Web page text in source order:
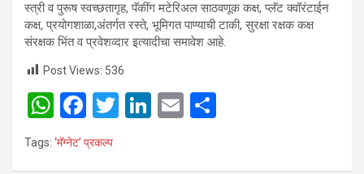
स्त्री व पुरूष स्वच्छतागृह, पॅकींग मटेरिअल साठवणूक कक्ष, प्लॅट क्वॉरंटाईन
कक्ष, प्रयोगशाळा,अंतर्गत रस्ते, भूमिगत पाण्याची टाकी, सुरक्षा रक्षक कक्ष
संरक्षक भिंत व प्रवेशव्दार इत्यादीचा समावेश आहे.
Post Views: 536
W
h
F
a
ce
T
Li
E
Tags: ‘मॅग्नेट’ प्रकल्प